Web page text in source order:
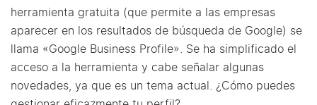
herramienta gratuita (que permite a las empresas
aparecer en los resultados de búsqueda de Google) se
llama «Google Business Profile». Se ha simplificado el
acceso a la herramienta y cabe señalar algunas
novedades, ya que es un tema actual. ¿Cómo puedes